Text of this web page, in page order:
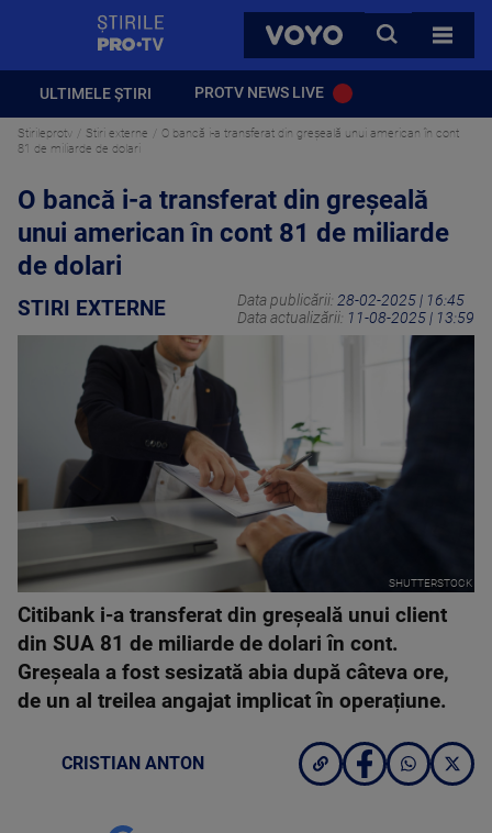
VOYO
CAUTA
TOATE
ULTIMELE ȘTIRI PROTV NEWS LIVE
Stirileprotv Stiri externe
O bancă i-a transferat din greșeală unui american în cont
81 de miliarde de dolari
O bancă i-a transferat din greșeală
unui american în cont 81 de miliarde
de dolari
STIRI EXTERNE Data publicării: 28-02-2025 | 16:45
Data actualizării: 11-08-2025 | 13:59
SHUTTERSTOCK
Citibank i-a transferat din greșeală unui client
din SUA 81 de miliarde de dolari în cont.
Greșeala a fost sesizată abia după câteva ore,
de un al treilea angajat implicat în operațiune.
CRISTIAN ANTON